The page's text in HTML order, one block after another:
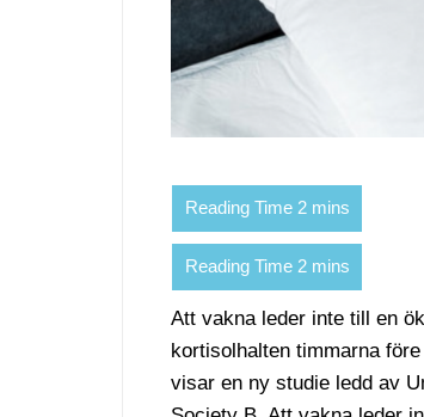
Att vakna leder inte till en
kortisolhalten timmarna
visar en ny studie ledd av